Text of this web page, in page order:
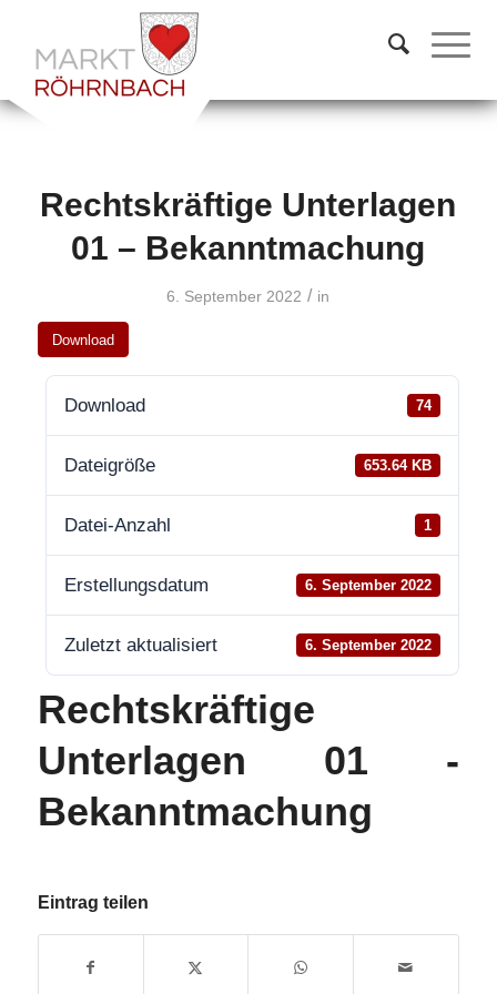
Rechtskräftige Unterlagen
01 – Bekanntmachung
6. September 2022 / in
Download
Download 74
Dateigröße 653.64 KB
Datei-Anzahl 1
Erstellungsdatum 6. September 2022
Zuletzt aktualisiert 6. September 2022
Rechtskräftige
Unterlagen 01 -
Bekanntmachung
Eintrag teilen